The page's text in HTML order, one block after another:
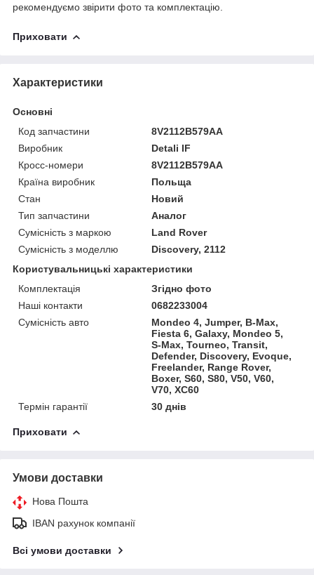
рекомендуємо звірити фото та комплектацію.
Приховати
Характеристики
Основні
Код запчастини
8V2112B579AA
Виробник
Detali IF
Кросс-номери
8V2112B579AA
Країна виробник
Польща
Стан
Новий
Тип запчастини
Аналог
Сумісність з маркою
Land Rover
Сумісність з моделлю
Discovery, 2112
Користувальницькі характеристики
Комплектація
Згідно фото
Наші контакти
0682233004
Сумісність авто
Mondeo 4, Jumper, B-Max,
Fiesta 6, Galaxy, Mondeo 5,
S-Max, Tourneo, Transit,
Defender, Discovery, Evoque,
Freelander, Range Rover,
Boxer, S60, S80, V50, V60,
V70, XC60
Термін гарантії
30 днів
Приховати
Умови доставки
Нова Пошта
IBAN рахунок компанії
Всі умови доставки